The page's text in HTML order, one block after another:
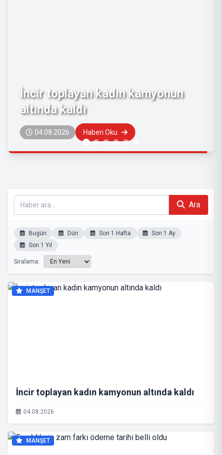
Emeklilerin zam farkı ödeme
tarihi belli oldu
04.08.2026 Haberi Oku
Ara
Bugün Dün Son 1 Hafta
Son 1 Ay
Son 1 Yıl
Sıralama:
MANŞET
İncir toplayan kadın kamyonun altında kaldı
04.08.2026
MANŞET